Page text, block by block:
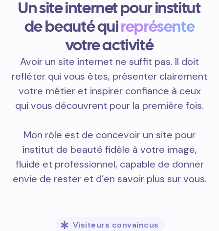
Un site internet pour institut
de beauté quireprésente
votre activité
Avoir un site internet ne suffit pas. Il doit
refléter qui vous êtes, présenter clairement
votre métier et inspirer confiance à ceux
qui vous découvrent pour la première fois.
Mon rôle est de concevoir un site pour
institut de beauté fidèle à votre image,
fluide et professionnel, capable de donner
envie de rester et d’en savoir plus sur vous.
Visiteurs convaincus